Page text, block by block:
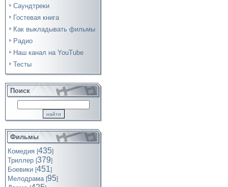
Саундтреки
Гостевая книга
Как выкладывать фильмы
Радио
Наш канал на YouTube
Тесты
Поиск
Фильмы
Комедия [435]
Триллер [379]
Боевики [451]
Мелодрама [95]